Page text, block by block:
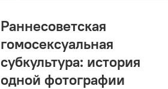
Раннесоветская
гомосексуальная
субкультура: история
одной фотографии